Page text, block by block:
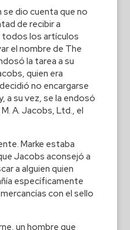
se dio cuenta que no
de recibir a
todos los artículos
el nombre de The
la tarea a su
quien era
no encargarse
a su vez, se la endosó
A. Jacobs, Ltd., el
Marke estaba
Jacobs aconsejó a
a alguien quien
específicamente
con el sello
un hombre que